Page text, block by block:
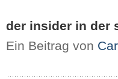
der insider in der
Ein Beitrag von